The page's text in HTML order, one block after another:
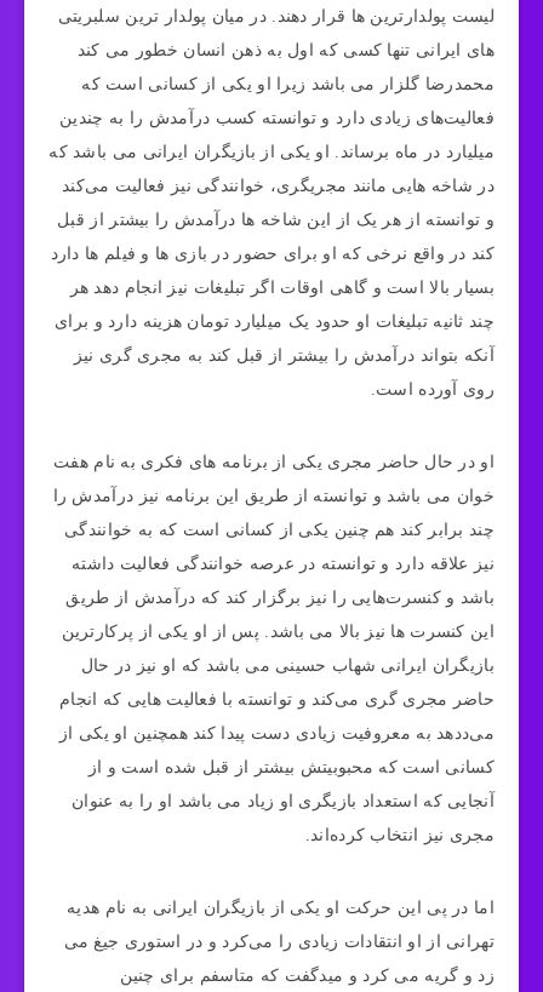
لیست پولدارترین ها قرار دهند. در میان پولدار ترین سلبریتی
های ایرانی تنها کسی که اول به ذهن انسان خطور می کند
محمدرضا گلزار می باشد زیرا او یکی از کسانی است که
فعالیت‌های زیادی دارد و توانسته کسب درآمدش را به چندین
میلیارد در ماه برساند. او یکی از بازیگران ایرانی می باشد که
در شاخه هایی مانند مجریگری، خوانندگی نیز فعالیت می‌کند
و توانسته از هر یک از این شاخه ها درآمدش را بیشتر از قبل
کند در واقع نرخی که او برای حضور در بازی ها و فیلم ها دارد
بسیار بالا است و گاهی اوقات اگر تبلیغات نیز انجام دهد هر
چند ثانیه تبلیغات او حدود یک میلیارد تومان هزینه دارد و برای
آنکه بتواند درآمدش را بیشتر از قبل کند به مجری گری نیز
روی آورده است.
او در حال حاضر مجری یکی از برنامه های فکری به نام هفت
خوان می باشد و توانسته از طریق این برنامه نیز درآمدش را
چند برابر کند هم چنین یکی از کسانی است که به خوانندگی
نیز علاقه دارد و توانسته در عرصه خوانندگی فعالیت داشته
باشد و کنسرت‌هایی را نیز برگزار کند که درآمدش از طریق
این کنسرت ها نیز بالا می باشد. پس از او یکی از پرکارترین
بازیگران ایرانی شهاب حسینی می باشد که او نیز در حال
حاضر مجری گری می‌کند و توانسته با فعالیت‌ هایی که انجام
می‌ددهد به معروفیت زیادی دست پیدا کند همچنین او یکی از
کسانی است که محبوبیتش بیشتر از قبل شده است و از
آنجایی که استعداد بازیگری او زیاد می باشد او را به عنوان
مجری نیز انتخاب کرده‌اند.
اما در پی این حرکت او یکی از بازیگران ایرانی به نام هدیه
تهرانی از او انتقادات زیادی را می‌کرد و در استوری جیغ می
زد و گریه می کرد و میدگفت که متاسفم برای چنین